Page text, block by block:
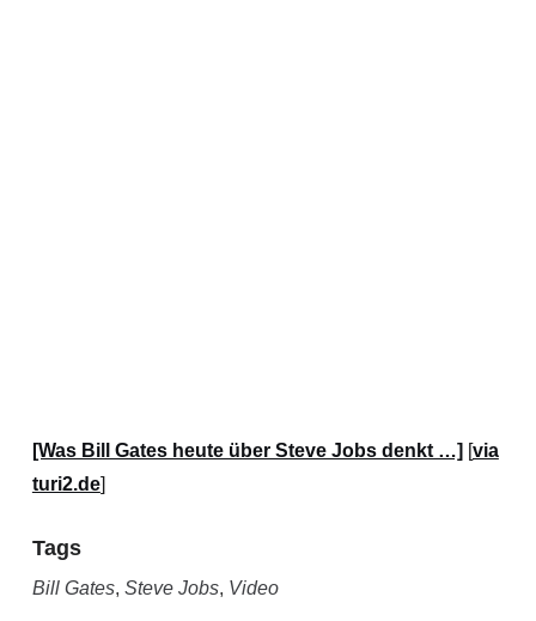
[Was Bill Gates heute über Steve Jobs denkt …] [via
turi2.de]
Tags
Bill Gates, Steve Jobs, Video